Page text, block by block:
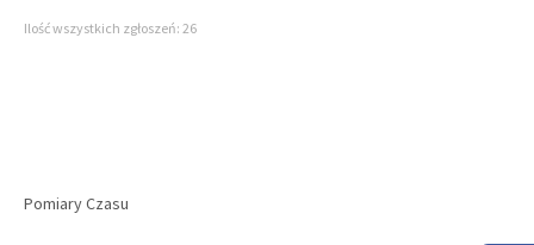
Ilość wszystkich zgłoszeń: 26
Pomiary Czasu